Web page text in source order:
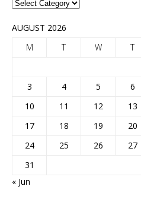
AUGUST 2026
M
T W T
3
4 5 6
10
11 12 13
17
18 19 20
24
25 26 27
31
« Jun